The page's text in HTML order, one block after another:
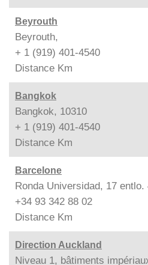
Beyrouth
Beyrouth,
+ 1 (919) 401-4540
Distance Km
Bangkok
Bangkok, 10310
+ 1 (919) 401-4540
Distance Km
Barcelone
Ronda Universidad, 17
+34 93 342 88 02
Distance Km
Direction Auckland
Niveau 1, bâtiments